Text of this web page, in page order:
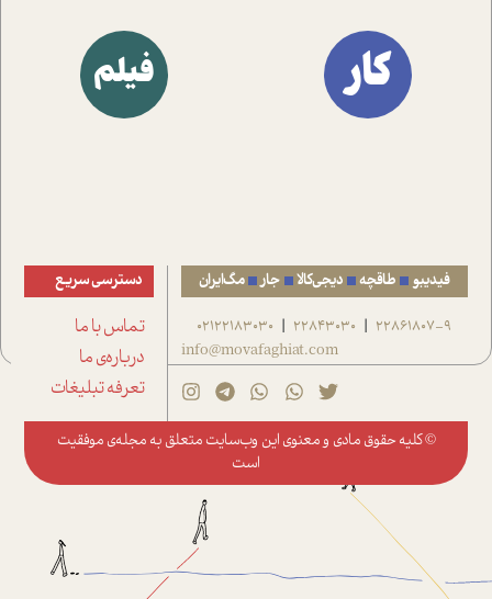
کار فیلم
فیدیبو طاقچه دیجی‌کالا جار مگ‌ایران
22861807-9
|
22843030
|
02122183030
info@movafaghiat.com
دسترسی سریع
تماس با ما
درباره‌ی ما
تعرفه تبلیغات
© کلیه حقوق مادی و معنوی این وب‌سایت متعلق به مجله‌ی موفقیت
است